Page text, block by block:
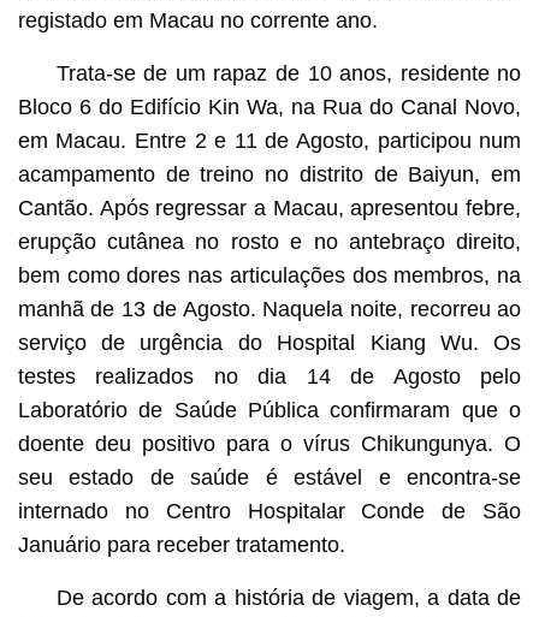
registado em Macau no corrente ano.
Trata-se de um rapaz de 10 anos, residente no
Bloco 6 do Edifício Kin Wa, na Rua do Canal Novo,
em Macau. Entre 2 e 11 de Agosto, participou num
acampamento de treino no distrito de Baiyun, em
Cantão. Após regressar a Macau, apresentou febre,
erupção cutânea no rosto e no antebraço direito,
bem como dores nas articulações dos membros, na
manhã de 13 de Agosto. Naquela noite, recorreu ao
serviço de urgência do Hospital Kiang Wu. Os
testes realizados no dia 14 de Agosto pelo
Laboratório de Saúde Pública confirmaram que o
doente deu positivo para o vírus Chikungunya. O
seu estado de saúde é estável e encontra-se
internado no Centro Hospitalar Conde de São
Januário para receber tratamento.
De acordo com a história de viagem, a data de